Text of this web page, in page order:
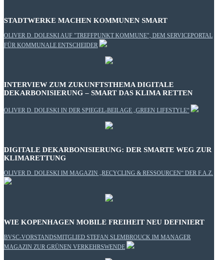
STADTWERKE MACHEN KOMMUNEN SMART
OLIVER D. DOLESKI AUF "TREFFPUNKT KOMMUNE", DEM SERVICEPORTAL
FÜR KOMMUNALE ENTSCHEIDER
INTERVIEW ZUM ZUKUNFTSTHEMA DIGITALE
DEKARBONISIERUNG – SMART DAS KLIMA RETTEN
OLIVER D. DOLESKI IN DER SPIEGEL-BEILAGE „GREEN LIFESTYLE“
DIGITALE DEKARBONISIERUNG: DER SMARTE WEG ZUR
KLIMARETTUNG
OLIVER D. DOLESKI IM MAGAZIN „RECYCLING & RESSOURCEN“ DER F.A.Z.
WIE KOPENHAGEN MOBILE FREIHEIT NEU DEFINIERT
BVSC-VORSTANDSMITGLIED STEFAN SLEMBROUCK IM MANAGER
MAGAZIN ZUR GRÜNEN VERKEHRSWENDE